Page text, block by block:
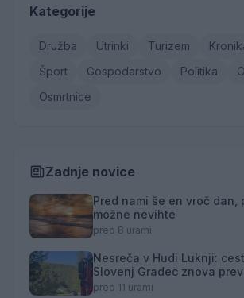
Kategorije
Družba Utrinki Turizem
Šport
Gospodarstvo Politika
Osmrtnice
Zadnje novice
Pred nami še en vroč dan,
možne nevihte
pred 8 urami
Nesreča v Hudi Luknji:
Slovenj Gradec znova
izmenično enosmeren
pred 11 urami